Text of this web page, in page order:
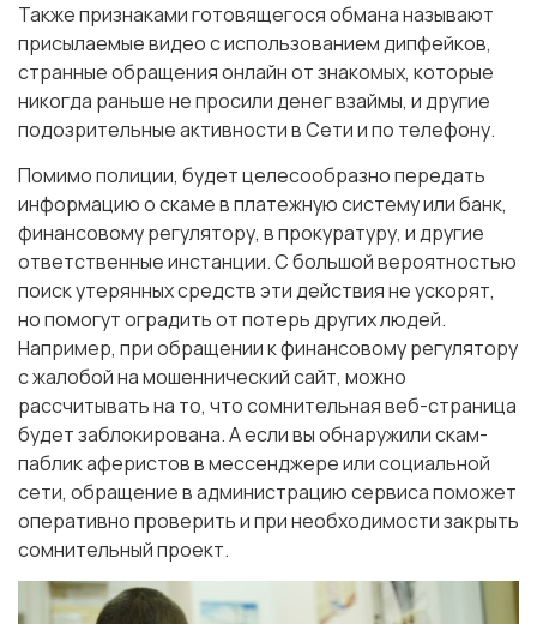
Также признаками готовящегося обмана называют
присылаемые видео с использованием дипфейков,
странные обращения онлайн от знакомых, которые
никогда раньше не просили денег взаймы, и другие
подозрительные активности в Сети и по телефону.
Помимо полиции, будет целесообразно передать
информацию о скаме в платежную систему или банк,
финансовому регулятору, в прокуратуру, и другие
ответственные инстанции. С большой вероятностью
поиск утерянных средств эти действия не ускорят,
но помогут оградить от потерь других людей.
Например, при обращении к финансовому регулятору
с жалобой на мошеннический сайт, можно
рассчитывать на то, что сомнительная веб-страница
будет заблокирована. А если вы обнаружили скам-
паблик аферистов в мессенджере или социальной
сети, обращение в администрацию сервиса поможет
оперативно проверить и при необходимости закрыть
сомнительный проект.